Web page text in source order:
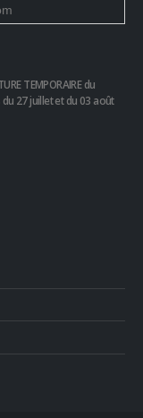
TEMPORAIRE du
27 juillet et du 03 août